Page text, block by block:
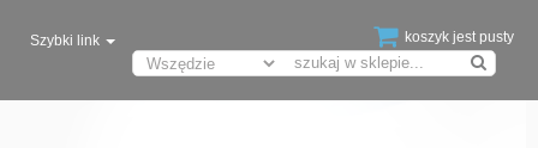
koszyk jest pusty
Szybki link